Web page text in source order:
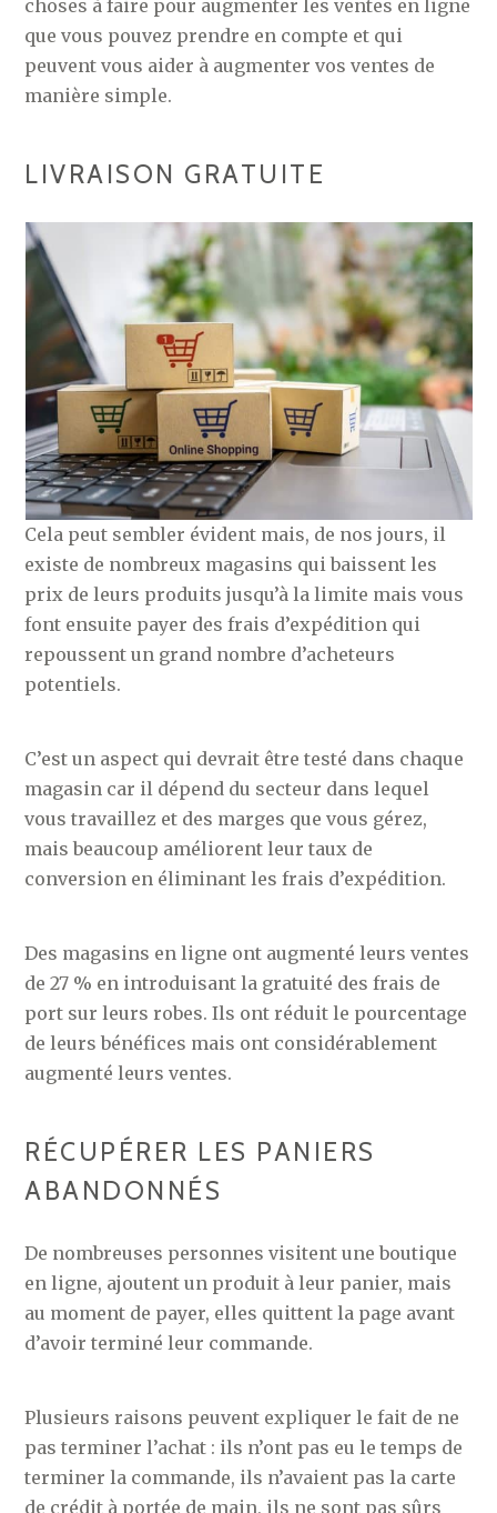
choses à faire pour augmenter les ventes en ligne
que vous pouvez prendre en compte et qui
peuvent vous aider à augmenter vos ventes de
manière simple.
LIVRAISON GRATUITE
Cela peut sembler évident mais, de nos jours, il
existe de nombreux magasins qui baissent les
prix de leurs produits jusqu’à la limite mais vous
font ensuite payer des frais d’expédition qui
repoussent un grand nombre d’acheteurs
potentiels.
C’est un aspect qui devrait être testé dans chaque
magasin car il dépend du secteur dans lequel
vous travaillez et des marges que vous gérez,
mais beaucoup améliorent leur taux de
conversion en éliminant les frais d’expédition.
Des magasins en ligne ont augmenté leurs ventes
de 27 % en introduisant la gratuité des frais de
port sur leurs robes. Ils ont réduit le pourcentage
de leurs bénéfices mais ont considérablement
augmenté leurs ventes.
RÉCUPÉRER LES PANIERS
ABANDONNÉS
De nombreuses personnes visitent une boutique
en ligne, ajoutent un produit à leur panier, mais
au moment de payer, elles quittent la page avant
d’avoir terminé leur commande.
Plusieurs raisons peuvent expliquer le fait de ne
pas terminer l’achat : ils n’ont pas eu le temps de
terminer la commande, ils n’avaient pas la carte
de crédit à portée de main, ils ne sont pas sûrs